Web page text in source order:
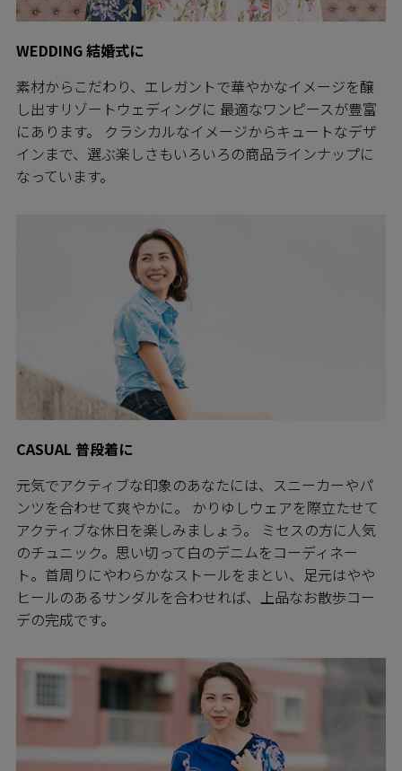
WEDDING 結婚式に
素材からこだわり、エレガントで華やかなイメージを醸
し出すリゾートウェディングに 最適なワンピースが豊富
にあります。 クラシカルなイメージからキュートなデザ
インまで、選ぶ楽しさもいろいろの商品ラインナップに
なっています。
CASUAL 普段着に
元気でアクティブな印象のあなたには、スニーカーやパ
ンツを合わせて爽やかに。 かりゆしウェアを際立たせて
アクティブな休日を楽しみましょう。 ミセスの方に人気
のチュニック。思い切って白のデニムをコーディネー
ト。首周りにやわらかなストールをまとい、足元はやや
ヒールのあるサンダルを合わせれば、上品なお散歩コー
デの完成です。